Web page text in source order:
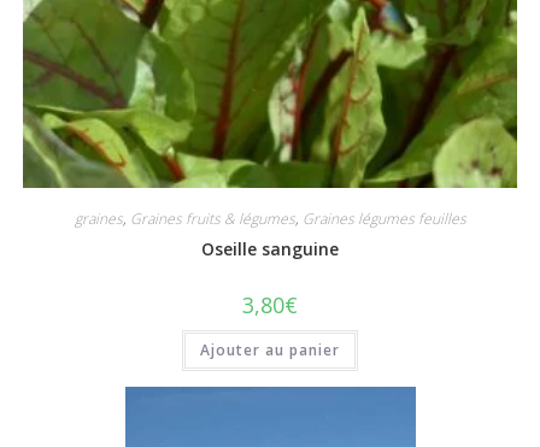
graines, Graines fruits & légumes, Graines légumes feuilles
Oseille sanguine
3,80€
Ajouter au panier